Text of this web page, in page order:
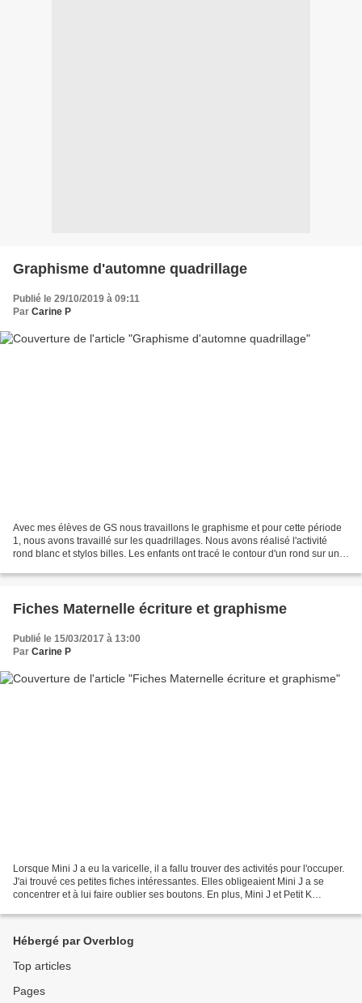
Graphisme d'automne quadrillage
Publié le 29/10/2019 à 09:11
Par Carine P
Avec mes élèves de GS nous travaillons le graphisme et pour cette période
1, nous avons travaillé sur les quadrillages. Nous avons réalisé l'activité
rond blanc et stylos billes. Les enfants ont tracé le contour d'un rond sur une
Fiches Maternelle écriture et graphisme
Publié le 15/03/2017 à 13:00
Par Carine P
Lorsque Mini J a eu la varicelle, il a fallu trouver des activités pour l'occuper.
J'ai trouvé ces petites fiches intéressantes. Elles obligeaient Mini J a se
concentrer et à lui faire oublier ses boutons. En plus, Mini J et Petit K
Hébergé par Overblog
Top articles
Pages